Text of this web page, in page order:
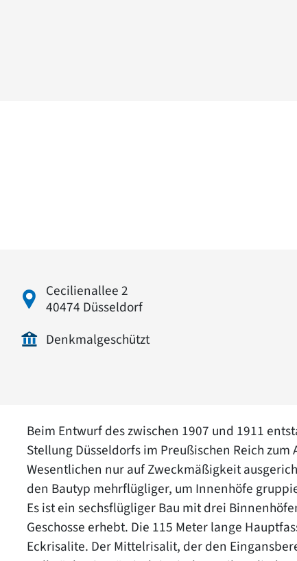
Cecilienallee 2
40474 Düsseldorf
Denkmalgeschützt
Beim Entwurf des zwischen 1907 und 1911
Stellung Düsseldorfs im Preußischen Reich
Wesentlichen nur auf Zweckmäßigkeit
den Bautyp mehrflügliger, um Innenhöfe
Es ist ein sechsflügliger Bau mit drei
Geschosse erhebt. Die 115 Meter lange
Eckrisalite. Der Mittelrisalit, der den